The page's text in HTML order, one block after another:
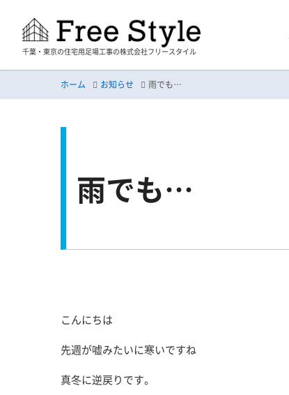
千葉・東京の住宅用足場工事の株式会社フリースタイル
ホーム お知らせ 雨でも…
雨でも…
こんにちは
先週が嘘みたいに寒いですね
真冬に逆戻りです。